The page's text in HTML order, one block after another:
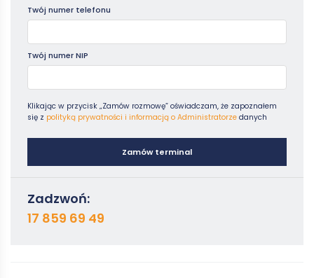
Twój numer telefonu
Twój numer NIP
Klikając w przycisk „Zamów rozmowę” oświadczam, że zapoznałem
się z polityką prywatności i informacją o Administratorze danych
Zamów terminal
Zadzwoń:
17 859 69 49